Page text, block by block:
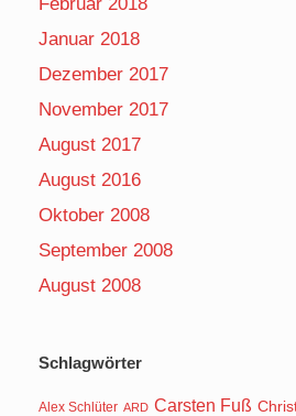
Januar 2018
Dezember 2017
November 2017
August 2017
August 2016
Oktober 2008
September 2008
August 2008
Schlagwörter
Alex Schlüter ARD Carsten Fuß